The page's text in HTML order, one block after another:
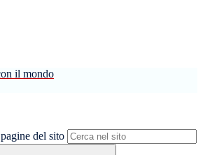
il mondo
del sito